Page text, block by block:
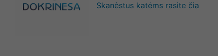
Skanėstus katėms rasite čia